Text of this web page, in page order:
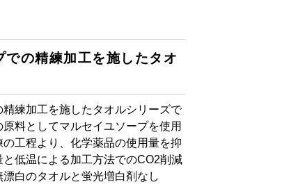
での精練加工を施したタオ
練加工を施したタオルシリーズで
料としてマルセイユソープを使用
工程より、化学薬品の使用量を抑
と低温による加工方法でのCO2削減
白のタオルと蛍光増白剤なし